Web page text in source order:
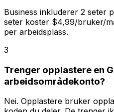
Business inkluderer 2 seter
seter koster $4,99/bruker/
per arbeidsplass.
3
Trenger opplastere en
arbeidsområdekonto?
Nei. Opplastere bruker